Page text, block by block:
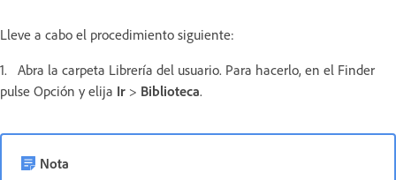
Lleve a cabo el procedimiento siguiente:
1. Abra la carpeta Librería del usuario. Para hacerlo, en el Finder
pulse Opción y elija Ir > Biblioteca.
Nota